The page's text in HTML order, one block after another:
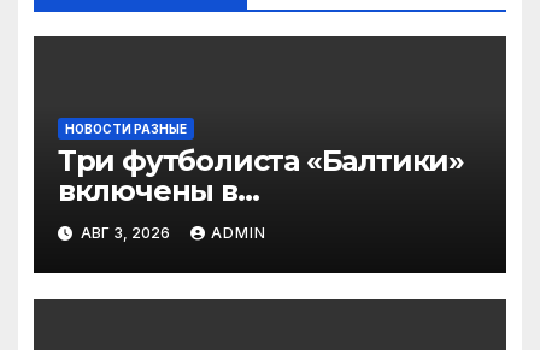
НОВОСТИ РАЗНЫЕ
Три футболиста «Балтики»
включены в
символическую сборную
2‑го тура РПЛ по версии
подписчиков МАТЧ
ПРЕМЬЕР
АВГ 3, 2026 ADMIN